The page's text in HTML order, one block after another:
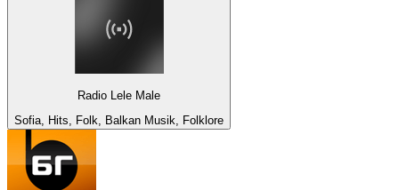
Radio Lele Male
Sofia, Hits, Folk, Balkan Musik, Folklore